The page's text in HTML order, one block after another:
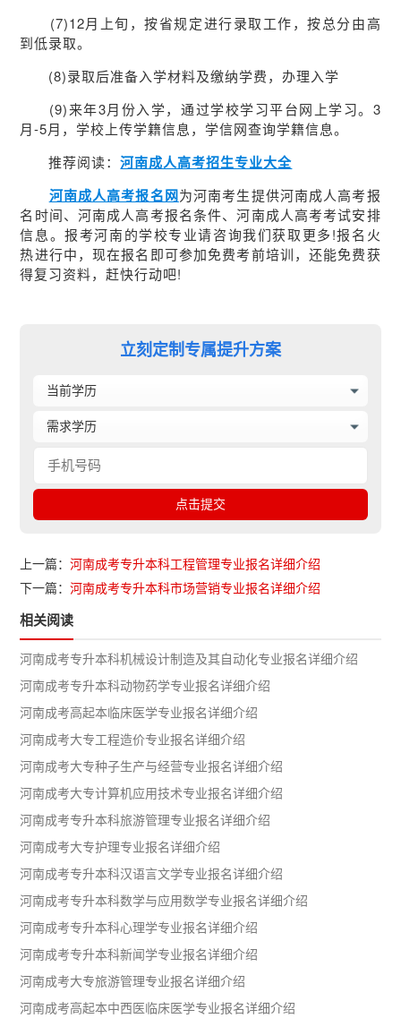
(7)12月上旬，按省规定进行录取工作，按总分由高
到低录取。
(8)录取后准备入学材料及缴纳学费，办理入学
(9)来年3月份入学，通过学校学习平台网上学习。3
月-5月，学校上传学籍信息，学信网查询学籍信息。
推荐阅读：河南成人高考招生专业大全
河南成人高考报名网为河南考生提供河南成人高考报
名时间、河南成人高考报名条件、河南成人高考考试安排
信息。报考河南的学校专业请咨询我们获取更多!报名火
热进行中，现在报名即可参加免费考前培训，还能免费获
得复习资料，赶快行动吧!
立刻定制专属提升方案
上一篇：河南成考专升本科工程管理专业报名详细介绍
下一篇：河南成考专升本科市场营销专业报名详细介绍
相关阅读
河南成考专升本科机械设计制造及其自动化专业报名详细介绍
河南成考专升本科动物药学专业报名详细介绍
河南成考高起本临床医学专业报名详细介绍
河南成考大专工程造价专业报名详细介绍
河南成考大专种子生产与经营专业报名详细介绍
河南成考大专计算机应用技术专业报名详细介绍
河南成考专升本科旅游管理专业报名详细介绍
河南成考大专护理专业报名详细介绍
河南成考专升本科汉语言文学专业报名详细介绍
河南成考专升本科数学与应用数学专业报名详细介绍
河南成考专升本科心理学专业报名详细介绍
河南成考专升本科新闻学专业报名详细介绍
河南成考大专旅游管理专业报名详细介绍
河南成考高起本中西医临床医学专业报名详细介绍